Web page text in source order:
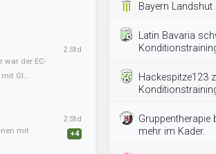
war der EC-
Gl...
2 Std
mit
2 Std
+4
Bayern
Latin Bavaria
Hackespitze123
Gruppentherapie
mehr im Kader.